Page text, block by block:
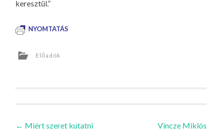
keresztül.”
NYOMTATÁS
Előadók
Bejegyzések
← Miért szeret kutatni
Vincze Miklós